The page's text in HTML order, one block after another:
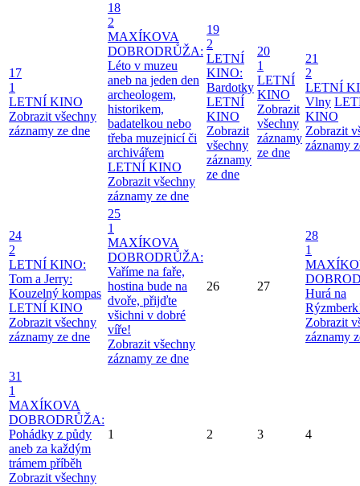
17
1
LETNÍ KINO
Zobrazit všechny
záznamy ze dne
18
2
MAXÍKOVA
DOBRODRŮŽA:
Léto v muzeu
aneb na jeden den
archeologem,
historikem,
badatelkou nebo
třeba muzejnicí či
archivářem
LETNÍ KINO
Zobrazit všechny
záznamy ze dne
19
2
LETNÍ
KINO:
Bardotky
LETNÍ
KINO
Zobrazit
všechny
záznamy
ze dne
20
1
LETNÍ
KINO
Zobrazit
všechny
záznamy
ze dne
21
2
LETNÍ
Vlny
KINO
Zobrazit
záznamy
24
2
LETNÍ KINO:
Tom a Jerry:
Kouzelný kompas
LETNÍ KINO
Zobrazit všechny
záznamy ze dne
25
1
MAXÍKOVA
DOBRODRŮŽA:
Vaříme na faře,
hostina bude na
dvoře, přijďte
všichni v dobré
víře!
Zobrazit všechny
záznamy ze dne
26 27
28
1
Hurá na
Zobrazit
záznamy
31
1
MAXÍKOVA
DOBRODRŮŽA:
Pohádky z půdy
aneb za každým
trámem příběh
Zobrazit všechny
1 2 3 4